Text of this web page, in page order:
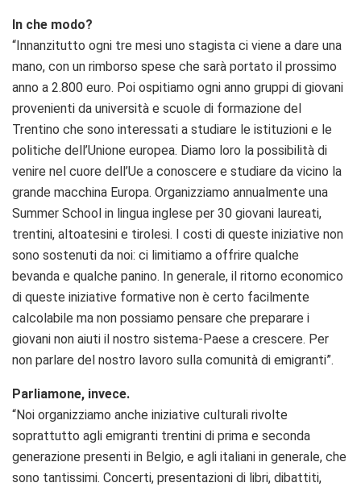
In che modo?
“Innanzitutto ogni tre mesi uno stagista ci viene a dare una
mano, con un rimborso spese che sarà portato il prossimo
anno a 2.800 euro. Poi ospitiamo ogni anno gruppi di giovani
provenienti da università e scuole di formazione del
Trentino che sono interessati a studiare le istituzioni e le
politiche dell’Unione europea. Diamo loro la possibilità di
venire nel cuore dell’Ue a conoscere e studiare da vicino la
grande macchina Europa. Organizziamo annualmente una
Summer School in lingua inglese per 30 giovani laureati,
trentini, altoatesini e tirolesi. I costi di queste iniziative non
sono sostenuti da noi: ci limitiamo a offrire qualche
bevanda e qualche panino. In generale, il ritorno economico
di queste iniziative formative non è certo facilmente
calcolabile ma non possiamo pensare che preparare i
giovani non aiuti il nostro sistema-Paese a crescere. Per
non parlare del nostro lavoro sulla comunità di emigranti”.
Parliamone, invece.
“Noi organizziamo anche iniziative culturali rivolte
soprattutto agli emigranti trentini di prima e seconda
generazione presenti in Belgio, e agli italiani in generale, che
sono tantissimi. Concerti, presentazioni di libri, dibattiti,